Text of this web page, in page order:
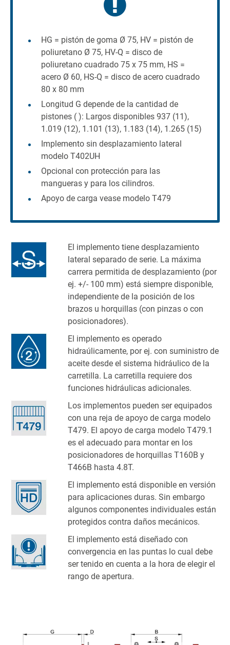
HG = pistón de goma Ø 75, HV = pistón de
poliuretano Ø 75, HV-Q = disco de
poliuretano cuadrado 75 x 75 mm, HS =
acero Ø 60, HS-Q = disco de acero cuadrado
80 x 80 mm
Longitud G depende de la cantidad de
pistones ( ): Largos disponibles 937 (11),
1.019 (12), 1.101 (13), 1.183 (14), 1.265 (15)
Implemento sin desplazamiento lateral
modelo T402UH
Opcional con protección para las
mangueras y para los cilindros.
Apoyo de carga vease modelo T479
El implemento tiene desplazamiento
lateral separado de serie. La máxima
carrera permitida de desplazamiento (por
ej. +/- 100 mm) está siempre disponible,
independiente de la posición de los
brazos u horquillas (con pinzas o con
posicionadores).
El implemento es operado
hidraúlicamente, por ej. con suministro de
aceite desde el sistema hidráulico de la
carretilla. La carretilla requiere dos
funciones hidráulicas adicionales.
Los implementos pueden ser equipados
con una reja de apoyo de carga modelo
T479. El apoyo de carga modelo T479.1
es el adecuado para montar en los
posicionadores de horquillas T160B y
T466B hasta 4.8T.
El implemento está disponible en versión
para aplicaciones duras. Sin embargo
algunos componentes individuales están
protegidos contra daños mecánicos.
El implemento está diseñado con
convergencia en las puntas lo cual debe
ser tenido en cuenta a la hora de elegir el
rango de apertura.